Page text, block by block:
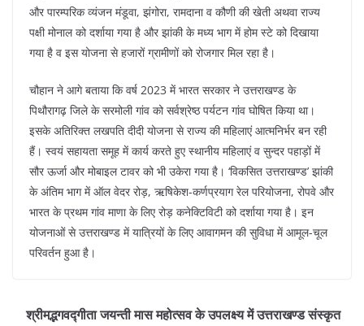
और पारम्परिक व्यंजन मंडूवा, झंगोरा, रामदाना व कौणी की खेती अथवा राज्य
पक्षी मोनाल को दर्शाया गया है और झांकी के मध्य भाग में होम स्टे को दिखाया
गया है व इस योजना से हजारों ग्रामीणों को रोजगार मिल रहा है।
चौहान ने आगे बताया कि वर्ष 2023 में भारत सरकार ने उत्तराखण्ड के
पिथौरागढ़ जिले के सरमोली गांव को सर्वश्रेष्ठ पर्यटन गांव घोषित किया था।
इसके अतिरिक्त लखपति दीदी योजना से राज्य की महिलाएं आत्मनिर्भर बन रही
हैं। स्वयं सहायता समूह में कार्य करते हुए स्थानीय महिलाएं व सुन्दर पहाड़ों में
सौर ऊर्जा और मोबाइल टावर को भी उकेरा गया है। ‘विकसित उत्तराखण्ड’ झांकी
के अंतिम भाग में ऑल वेदर रोड़, ऋषिकेश-कर्णप्रयाग रेल परियोजना, रोपवे और
भारत के प्रथम गांव माणा के लिए रोड़ कनेक्टिविटी को दर्शाया गया है। इन
योजनाओं से उत्तराखण्ड में यात्रियों के लिए आवागमन की सुविधा में आमूल-चूल
परिवर्तन हुआ है।
श्रीमद्भगवद्गीता जयन्ती मास महोत्सव के उपलक्ष्य में उत्तराखण्ड संस्कृत